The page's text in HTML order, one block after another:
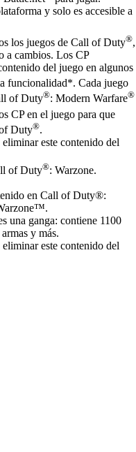
y solo es accesible a
los juegos de Call of Duty®,
a cambios. Los CP
del juego en algunos
funcionalidad*. Cada juego
of Duty®: Modern Warfare®
CP en el juego para que
Duty®.
este contenido del
of Duty®: Warzone.
en Call of Duty®:
una ganga: contiene 1100
y más.
este contenido del